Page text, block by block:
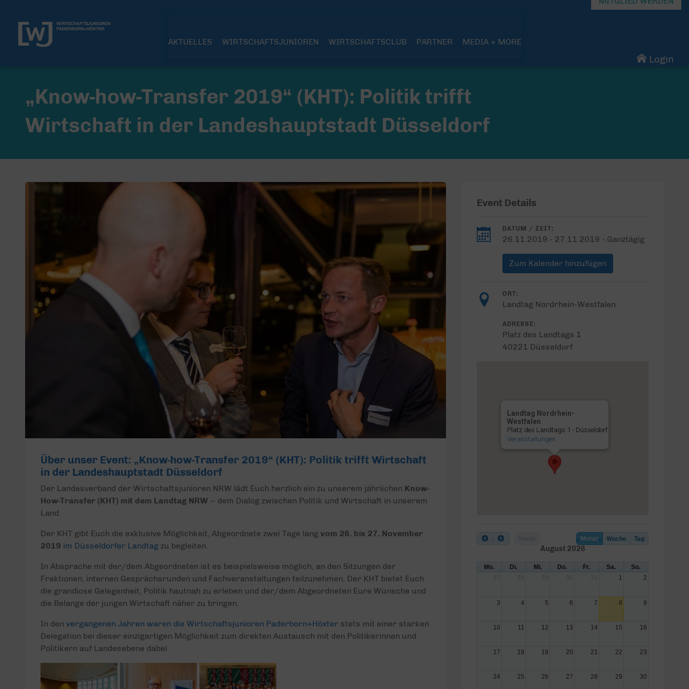
AKTUELLES WIRTSCHAFTSJUNIOREN WIRTSCHAFTSCLUB PARTNER MEDIA + MORE
Login
„Know-how-Transfer 2019“ (KHT): Politik trifft
Wirtschaft in der Landeshauptstadt Düsseldorf
Über unser Event: „Know-how-Transfer 2019“ (KHT): Politik trifft Wirtschaft
in der Landeshauptstadt Düsseldorf
Der Landesverband der Wirtschaftsjunioren NRW lädt Euch herzlich ein zu unserem jährlichen Know-
How-Transfer (KHT) mit dem Landtag NRW – dem Dialog zwischen Politik und Wirtschaft in unserem
Land.
Der KHT gibt Euch die exklusive Möglichkeit, Abgeordnete zwei Tage langvom 26. bis 27. November
2019 im Düsseldorfer Landtagzu begleiten.
In Absprache mit der/dem Abgeordneten ist es beispielsweise möglich, an den Sitzungen der
Fraktionen, internen Gesprächsrunden und Fachveranstaltungen teilzunehmen. Der KHT bietet Euch
die grandiose Gelegenheit, Politik hautnah zu erleben und der/dem Abgeordneten Eure Wünsche und
die Belange der jungen Wirtschaft näher zu bringen.
In den vergangenen Jahren waren die Wirtschaftsjunioren Paderborn+Höxterstets mit einer starken
Delegation bei dieser einzigartigen Möglichkeit zum direkten Austausch mit den Politikerinnen und
Politikern auf Landesebene dabei.
Event Details
DATUM / ZEIT:
26.11.2019 - 27.11.2019 - Ganztägig
Zum Kalender hinzufügen
ORT:
Landtag Nordrhein-Westfalen
ADRESSE:
Platz des Landtags 1
40221 Düsseldorf
Landtag Nordrhein-
Westfalen
Platz des Landtags 1 - Düsseldorf
Veranstaltungen
Monat Woche Tag
August 2026
Mo. Di. Mi. Do. Fr. Sa.
So.
1 2
3 4 5 6 7 8 9
10 11 12 13 14 15 16
17 18 19 20 21 22 23
24 25 26 27 28 29 30